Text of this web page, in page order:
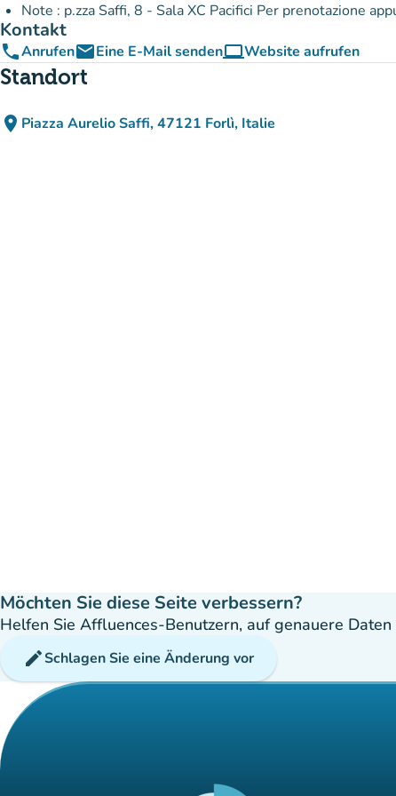
Note : p.zza Saffi, 8 - Sala XC Pacifici Per prenotazione
Kontakt
phoneAnrufenemailEine E-Mail sendencomputerWebsite aufrufen
(new tab)
Standort
place Piazza Aurelio Saffi, 47121 Forlì, Italie
(in Google Maps öffnen)
(new tab)
Möchten Sie diese Seite verbessern?
Helfen Sie Affluences-Benutzern, auf genauere
editSchlagen Sie eine Änderung vor